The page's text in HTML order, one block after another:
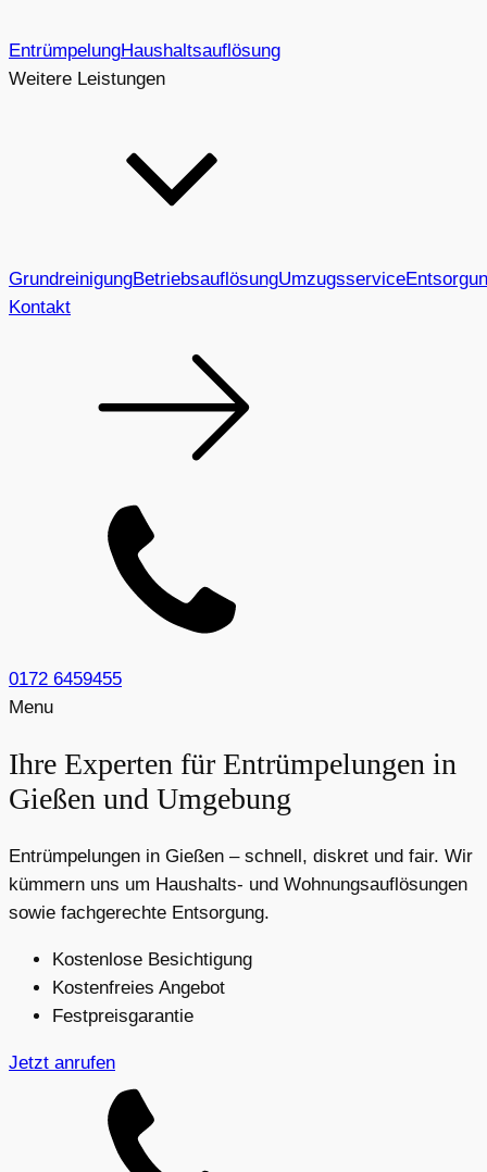
EntrümpelungHaushaltsauflösung
Weitere Leistungen
GrundreinigungBetriebsauflösungUmzugsservice
Kontakt
0172 6459455
Menu
Ihre Experten für Entrümpelungen in
Gießen und Umgebung
Entrümpelungen in Gießen – schnell, diskret und fair. Wir
kümmern uns um Haushalts- und Wohnungsauflösungen
sowie fachgerechte Entsorgung.
Kostenlose Besichtigung
Kostenfreies Angebot
Festpreisgarantie
Jetzt anrufen